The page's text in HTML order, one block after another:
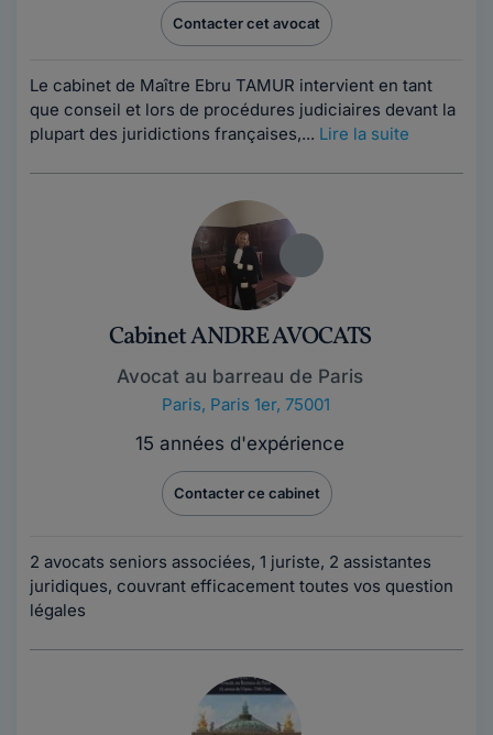
Contacter cet avocat
Le cabinet de Maître Ebru TAMUR intervient en tant
que conseil et lors de procédures judiciaires devant la
plupart des juridictions françaises,... Lire la suite
Cabinet ANDRE AVOCATS
Avocat au barreau de Paris
Paris, Paris 1er, 75001
15 années d'expérience
Contacter ce cabinet
2 avocats seniors associées, 1 juriste, 2 assistantes
juridiques, couvrant efficacement toutes vos question
légales